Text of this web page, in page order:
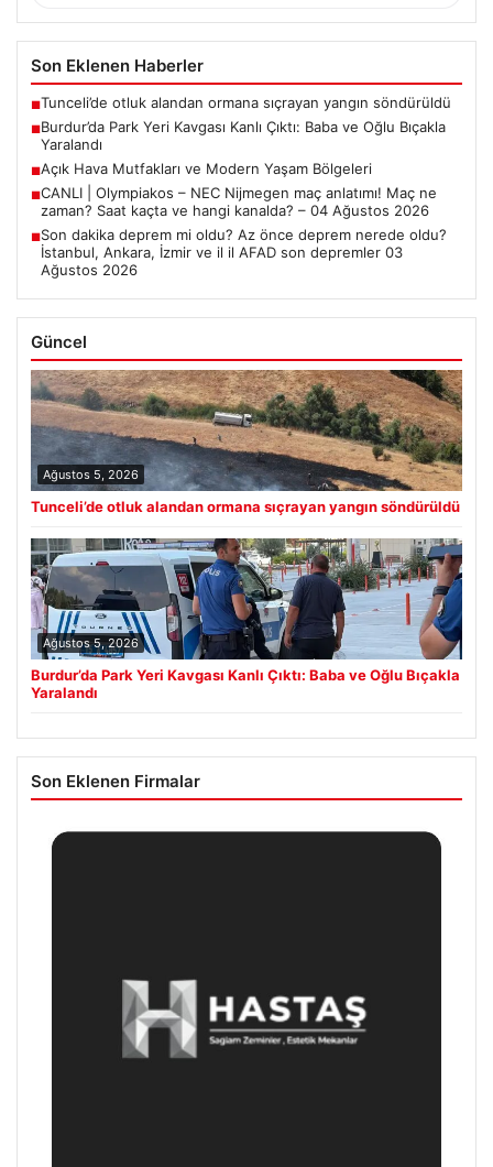
Son Eklenen Haberler
■Tunceli’de otluk alandan ormana sıçrayan yangın söndürüldü
■Burdur’da Park Yeri Kavgası Kanlı Çıktı: Baba ve Oğlu Bıçakla
Yaralandı
■Açık Hava Mutfakları ve Modern Yaşam Bölgeleri
■CANLI | Olympiakos – NEC Nijmegen maç anlatımı! Maç ne
zaman? Saat kaçta ve hangi kanalda? – 04 Ağustos 2026
■Son dakika deprem mi oldu? Az önce deprem nerede oldu?
İstanbul, Ankara, İzmir ve il il AFAD son depremler 03
Ağustos 2026
Güncel
Ağustos 5, 2026
Tunceli’de otluk alandan ormana sıçrayan yangın söndürüldü
Ağustos 5, 2026
Burdur’da Park Yeri Kavgası Kanlı Çıktı: Baba ve Oğlu Bıçakla
Yaralandı
Son Eklenen Firmalar